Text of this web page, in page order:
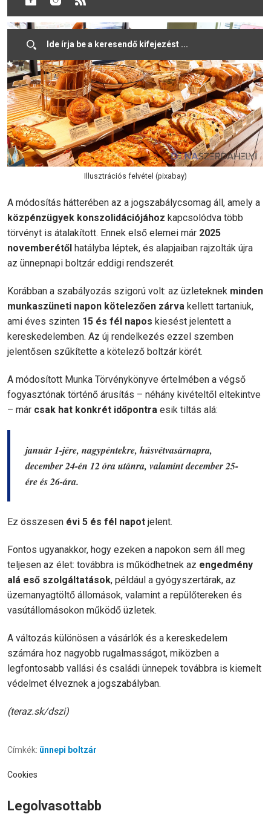
Illusztrációs felvétel (pixabay)
A módosítás hátterében az a jogszabálycsomag áll, amely a
közpénzügyek konszolidációjához kapcsolódva több
törvényt is átalakított. Ennek első elemei már 2025
novemberétől hatályba léptek, és alapjaiban rajzolták újra
az ünnepnapi boltzár eddigi rendszerét.
Korábban a szabályozás szigorú volt: az üzleteknek minden
munkaszüneti napon kötelezően zárva kellett tartaniuk,
ami éves szinten 15 és fél napos kiesést jelentett a
kereskedelemben. Az új rendelkezés ezzel szemben
jelentősen szűkítette a kötelező boltzár körét.
A módosított Munka Törvénykönyve értelmében a végső
fogyasztónak történő árusítás – néhány kivételtől eltekintve
– már csak hat konkrét időpontra esik tiltás alá:
január 1-jére, nagypéntekre, húsvétvasárnapra,
december 24-én 12 óra utánra, valamint december 25-
ére és 26-ára.
Ez összesen évi 5 és fél napot jelent.
Fontos ugyanakkor, hogy ezeken a napokon sem áll meg
teljesen az élet: továbbra is működhetnek az engedmény
alá eső szolgáltatások, például a gyógyszertárak, az
üzemanyagtöltő állomások, valamint a repülőtereken és
vasútállomásokon működő üzletek.
A változás különösen a vásárlók és a kereskedelem
számára hoz nagyobb rugalmasságot, miközben a
legfontosabb vallási és családi ünnepek továbbra is kiemelt
védelmet élveznek a jogszabályban.
(teraz.sk/dszi)
Címkék: ünnepi boltzár
Cookies
Legolvasottabb